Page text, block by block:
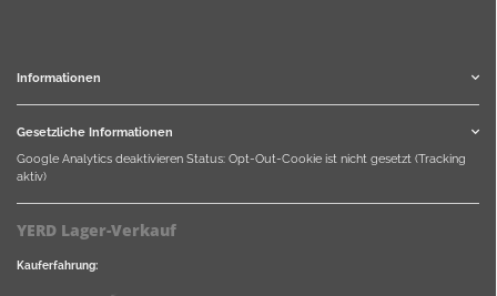
Informationen
Gesetzliche Informationen
Google Analytics deaktivieren Status: Opt-Out-Cookie ist nicht gesetzt (Tracking
aktiv)
YERD Lager-Verkauf
Kauferfahrung: